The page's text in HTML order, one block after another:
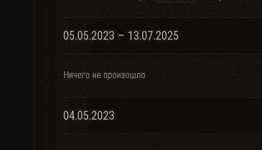
05.05.2023 – 13.07.2025
Ничего не произошло
04.05.2023